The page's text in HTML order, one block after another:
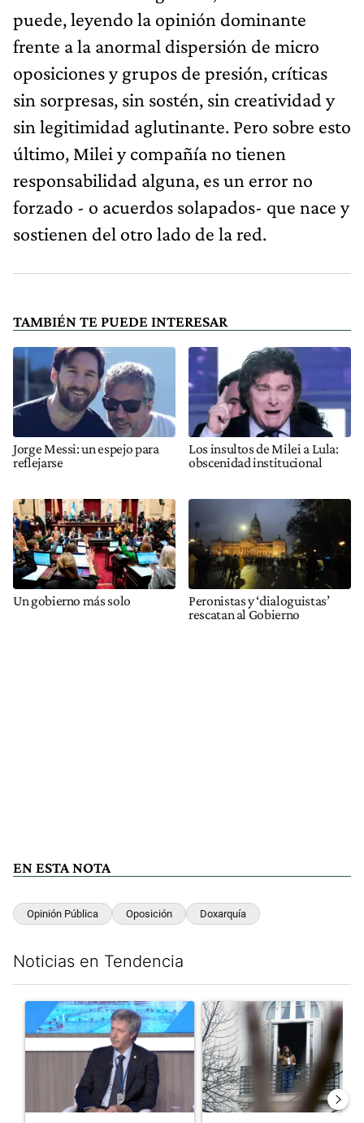
puede, leyendo la opinión dominante
frente a la anormal dispersión de micro
oposiciones y grupos de presión, críticas
sin sorpresas, sin sostén, sin creatividad y
sin legitimidad aglutinante. Pero sobre esto
último, Milei y compañía no tienen
responsabilidad alguna, es un error no
forzado - o acuerdos solapados- que nace y
sostienen del otro lado de la red.
TAMBIÉN TE PUEDE INTERESAR
Jorge Messi: un espejo para
reflejarse
Los insultos de Milei a Lula:
obscenidad institucional
Un gobierno más solo
Peronistas y ‘dialoguistas’
rescatan al Gobierno
EN ESTA NOTA
Opinión Pública Oposición Doxarquía
Noticias en Tendencia
Un artículo de tendencia con el título "El Banco Central no
Un artículo de tendencia con